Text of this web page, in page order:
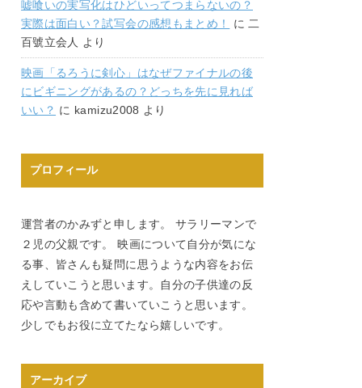
嘘喰いの実写化はひどいってつまらないの？
実際は面白い？試写会の感想もまとめ！
に二
百號立会人 より
映画「るろうに剣心」はなぜファイナルの後
にビギニングがあるの？どっちを先に見れば
いい？ に kamizu2008 より
プロフィール
運営者のかみずと申します。 サラリーマンで
２児の父親です。 映画について自分が気にな
る事、皆さんも疑問に思うような内容をお伝
えしていこうと思います。自分の子供達の反
応や言動も含めて書いていこうと思います。
少しでもお役に立てたなら嬉しいです。
アーカイブ